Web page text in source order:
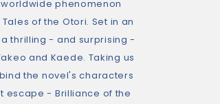
phenomenon
of the Otori. Set in an
thrilling - and surprising -
and Kaede. Taking us
the novel's characters
escape - Brilliance of the